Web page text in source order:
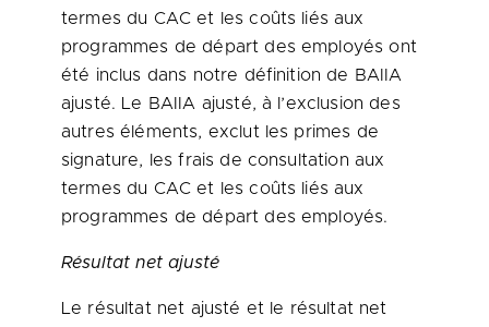
termes du CAC et les coûts liés aux
programmes de départ des employés ont
été inclus dans notre définition de BAIIA
ajusté. Le BAIIA ajusté, à l’exclusion des
autres éléments, exclut les primes de
signature, les frais de consultation aux
termes du CAC et les coûts liés aux
programmes de départ des employés.
Résultat net ajusté
Le résultat net ajusté et le résultat net